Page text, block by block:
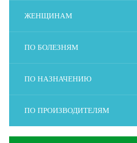
ЖЕНЩИНАМ
ПО БОЛЕЗНЯМ
ПО НАЗНАЧЕНИЮ
ПО ПРОИЗВОДИТЕЛЯМ